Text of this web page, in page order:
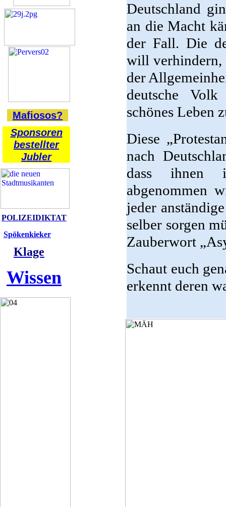
Mafiosos?
Sponsoren
bestellter
Jubler
POLIZEIDIKTAT
Spökenkieker
Klage
Wissen
Deutschland
an die Macht
der Fall. Die
will verhindern,
der
deutsche
schönes Leben
Diese
nach
dass ihnen
abgenommen
jeder
selber sorgen
Zauberwort
Schaut euch
erkennt deren